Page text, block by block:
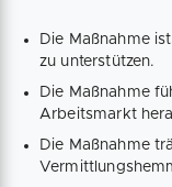
Die Maßnahme
zu unterstützen.
Die Maßnahme
Arbeitsmarkt
Die Maßnahme